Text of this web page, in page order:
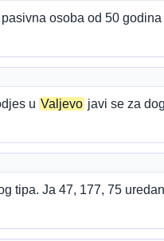
osoba od 50
u Valjevo javi se za
tipa. Ja 47, 177, 75